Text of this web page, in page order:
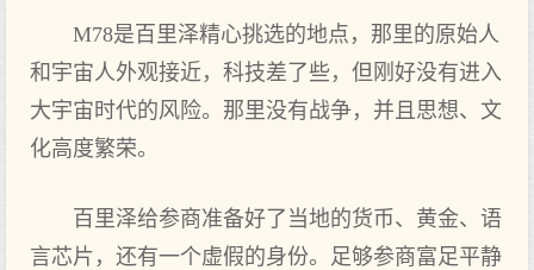
M78是百里泽精心挑选的地点，那里的原始人
和宇宙人外观接近，科技差了些，但刚好没有进入
大宇宙时代的风险。那里没有战争，并且思想、文
化高度繁荣。
百里泽给参商准备好了当地的货币、黄金、语
言芯片，还有一个虚假的身份。足够参商富足平静